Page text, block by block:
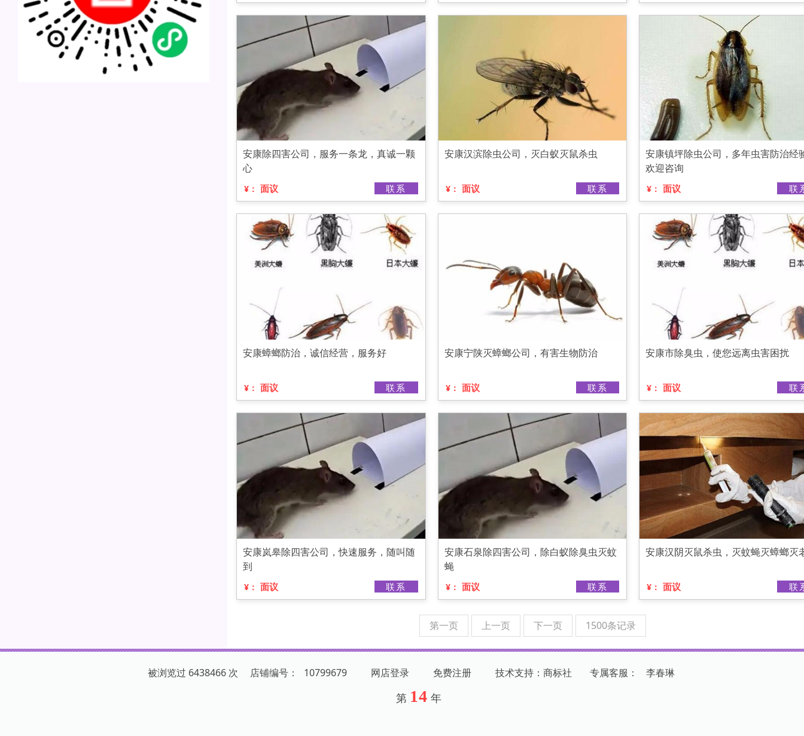
安康除四害公司，服务一条龙，真诚一颗
心
¥： 面议 联系
安康汉滨除虫公司，灭白蚁灭鼠杀虫
¥： 面议 联系
安康镇坪除虫公司，多年虫害防治经
欢迎咨询
¥： 面议 联
安康蟑螂防治，诚信经营，服务好
¥： 面议 联系
安康宁陕灭蟑螂公司，有害生物防治
¥： 面议 联系
安康市除臭虫，使您远离虫害困扰
¥： 面议 联
安康岚皋除四害公司，快速服务，随叫随
到
¥： 面议 联系
安康石泉除四害公司，除白蚁除臭虫灭蚊
蝇
¥： 面议 联系
安康汉阴灭鼠杀虫，灭蚊蝇灭蟑螂灭
¥： 面议 联
第一页 上一页 下一页 1500条记录
被浏览过 6438466 次 店铺编号： 10799679 网店登录 免费注册 技术支持：商标社 专属客服 ： 李春琳
第 14 年